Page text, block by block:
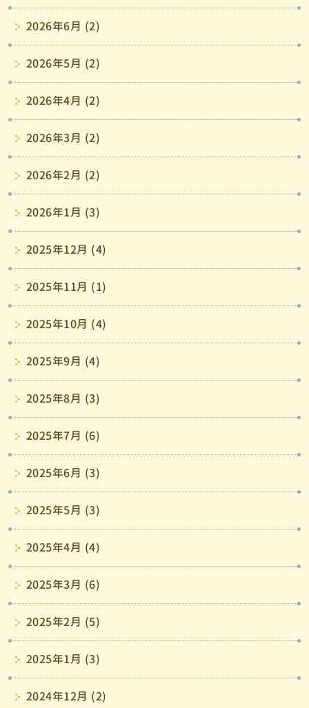
2026年6月 (2)
2026年5月 (2)
2026年4月 (2)
2026年3月 (2)
2026年2月 (2)
2026年1月 (3)
2025年12月 (4)
2025年11月 (1)
2025年10月 (4)
2025年9月 (4)
2025年8月 (3)
2025年7月 (6)
2025年6月 (3)
2025年5月 (3)
2025年4月 (4)
2025年3月 (6)
2025年2月 (5)
2025年1月 (3)
2024年12月 (2)